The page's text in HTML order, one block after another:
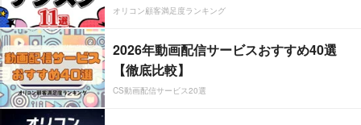
オリコン顧客満足度ランキング
2026年動画配信サービスおすすめ40選
【徹底比較】
CS動画配信サービス20選